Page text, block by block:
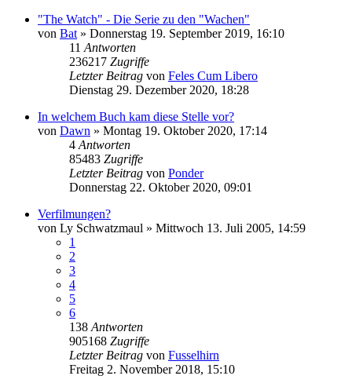
"The Watch" - Die Serie zu den "Wachen"
von Bat » Donnerstag 19. September 2019, 16:10
11 Antworten
236217 Zugriffe
Letzter Beitrag von Feles Cum Libero
Dienstag 29. Dezember 2020, 18:28
In welchem Buch kam diese Stelle vor?
von Dawn » Montag 19. Oktober 2020, 17:14
4 Antworten
85483 Zugriffe
Letzter Beitrag von Ponder
Donnerstag 22. Oktober 2020, 09:01
Verfilmungen?
von Ly Schwatzmaul » Mittwoch 13. Juli 2005, 14:59
1
2
3
4
5
6
138 Antworten
905168 Zugriffe
Letzter Beitrag von Fusselhirn
Freitag 2. November 2018, 15:10